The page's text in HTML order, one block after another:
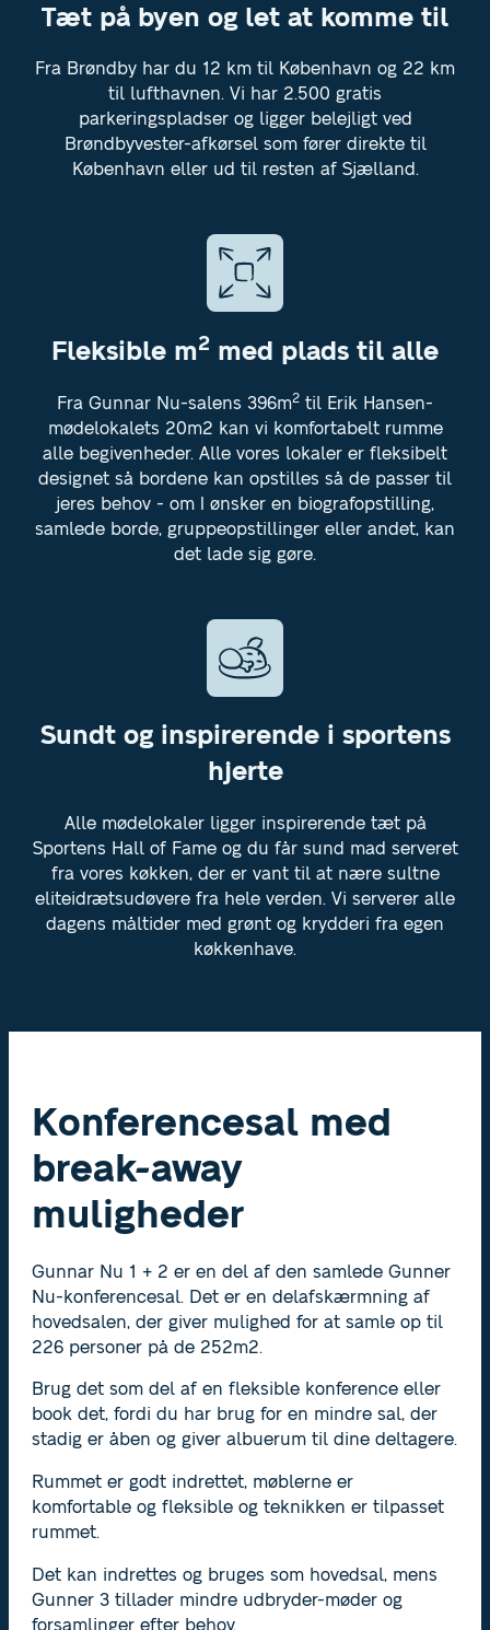
Tæt på byen og let at komme til
Fra Brøndby har du 12 km til København og 22 km
til lufthavnen. Vi har 2.500 gratis
parkeringspladser og ligger belejligt ved
Brøndbyvester-afkørsel som fører direkte til
København eller ud til resten af Sjælland.
Fleksible m2 med plads til alle
Fra Gunnar Nu-salens 396m2 til Erik Hansen-
mødelokalets 20m2 kan vi komfortabelt rumme
alle begivenheder. Alle vores lokaler er fleksibelt
designet så bordene kan opstilles så de passer til
jeres behov - om I ønsker en biografopstilling,
samlede borde, gruppeopstillinger eller andet, kan
det lade sig gøre.
Sundt og inspirerende i sportens
hjerte
Alle mødelokaler ligger inspirerende tæt på
Sportens Hall of Fame og du får sund mad serveret
fra vores køkken, der er vant til at nære sultne
eliteidrætsudøvere fra hele verden. Vi serverer alle
dagens måltider med grønt og krydderi fra egen
køkkenhave.
Konferencesal med
break-away
muligheder
Gunnar Nu 1 + 2 er en del af den samlede Gunner
Nu-konferencesal. Det er en delafskærmning af
hovedsalen, der giver mulighed for at samle op til
226 personer på de 252m2.
Brug det som del af en fleksible konference eller
book det, fordi du har brug for en mindre sal, der
stadig er åben og giver albuerum til dine deltagere.
Rummet er godt indrettet, møblerne er
komfortable og fleksible og teknikken er tilpasset
rummet.
Det kan indrettes og bruges som hovedsal, mens
Gunner 3 tillader mindre udbryder-møder og
forsamlinger efter behov.